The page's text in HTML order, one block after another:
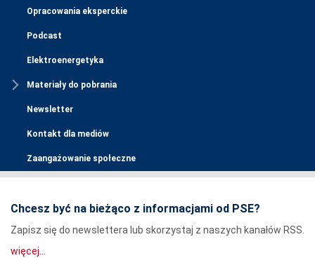
Opracowania eksperckie
Podcast
Elektroenergetyka
Materiały do pobrania
Newsletter
Kontakt dla mediów
Zaangażowanie społeczne
Chcesz być na bieżąco z informacjami od PSE?
Zapisz się do newslettera lub skorzystaj z naszych kanałów RSS.
więcej...